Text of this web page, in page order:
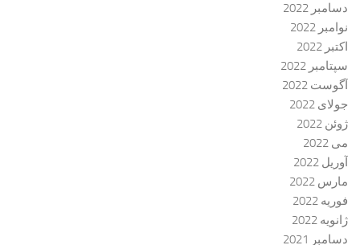
دسامبر 2022
نوامبر 2022
اکتبر 2022
سپتامبر 2022
آگوست 2022
جولای 2022
ژوئن 2022
می 2022
آوریل 2022
مارس 2022
فوریه 2022
ژانویه 2022
دسامبر 2021